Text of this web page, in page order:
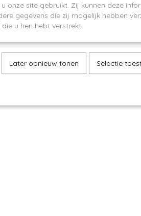
onze site gebruikt. Zij kunnen deze
gegevens die zij mogelijk hebben
u hen hebt verstrekt.
Later opnieuw tonen Selectie